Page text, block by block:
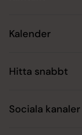
Kalender
Hitta snabbt
Sociala kanaler